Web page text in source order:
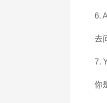
6.
去
7.
你